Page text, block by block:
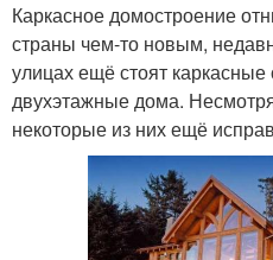
Каркасное домостроение
страны чем-то новым,
улицах ещё стоят каркасные
двухэтажные дома.
некоторые из них ещё